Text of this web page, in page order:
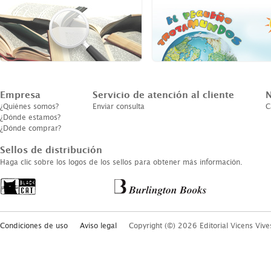
Empresa
¿Quiénes somos?
¿Dónde estamos?
¿Dónde comprar?
Servicio de atención al cliente
Enviar consulta
Sellos de distribución
Haga clic sobre los logos de los sellos para obtener más información.
Condiciones de uso Aviso legal Copyright (©) 2026 Editorial Vicens